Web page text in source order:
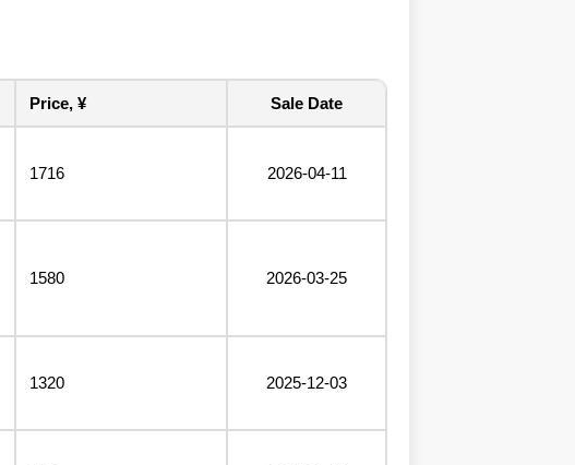
Price, ¥ Sale Date
1716 2026-04-11
1580 2026-03-25
1320 2025-12-03